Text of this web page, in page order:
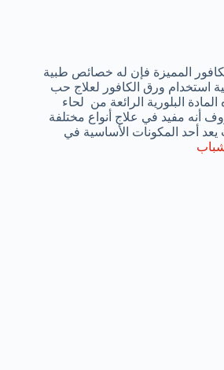
المميزة فإن له خصائص طبية
استخدام ورق الكافور لعلاج حب
البلورية الرائعة من لحاء
أنه مفيد في علاج أنواع مختلفة
أحد المكونات الأساسية في